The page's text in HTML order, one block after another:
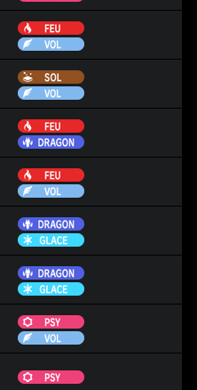
Feu
Vol
Sol
Vol
Feu
Dragon
Feu
Vol
Dragon
Glace
Dragon
Glace
Psy
Vol
Psy